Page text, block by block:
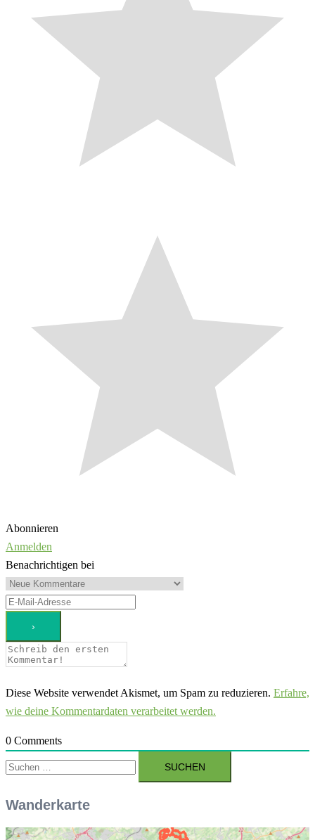
Abonnieren
Anmelden
Benachrichtigen bei
Diese Website verwendet Akismet, um Spam zu reduzieren. Erfahre,
wie deine Kommentardaten verarbeitet werden.
0 Comments
Suchen
nach:
Wanderkarte